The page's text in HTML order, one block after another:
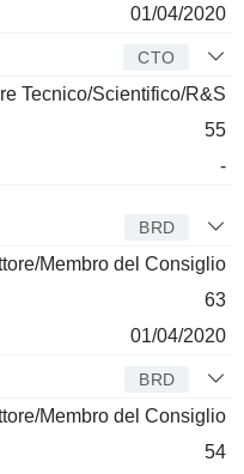
01/04/2020
CTO
Tecnico/Scientifico/R&S
55
-
BRD
Membro del Consiglio
63
01/04/2020
BRD
Membro del Consiglio
54